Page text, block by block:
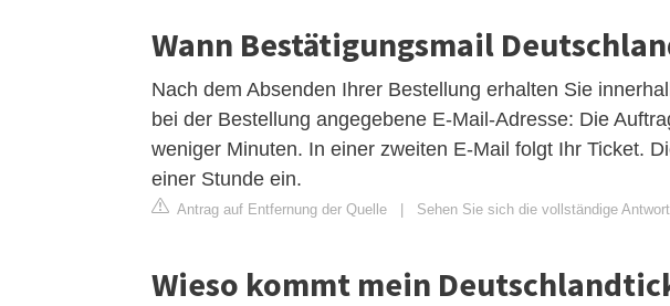
Wann Bestätigungsmail
Nach dem Absenden Ihrer Bestellung erhalten Sie
bei der Bestellung angegebene E-Mail-Adresse: Die
weniger Minuten. In einer zweiten E-Mail folgt Ihr Ticket.
einer Stunde ein.
Antrag auf Entfernung der Quelle Sehen Sie sich die vollständige
Wieso kommt mein